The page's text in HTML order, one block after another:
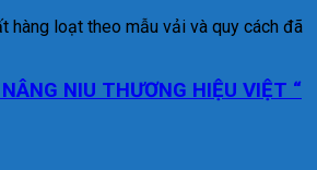
hàng loạt theo mẫu vải và quy cách đã
NIU THƯƠNG HIỆU VIỆT “